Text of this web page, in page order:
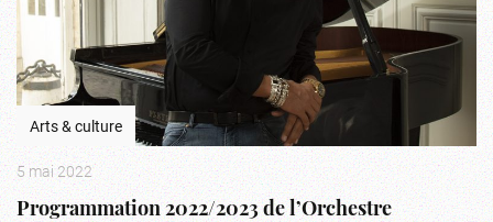
Arts & culture
5 mai 2022
Programmation 2022/2023 de l’Orchestre